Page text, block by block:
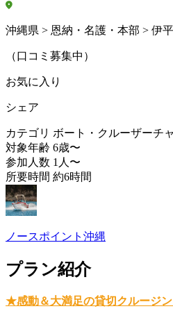
沖縄県 > 恩納・名護・本部 > 伊
（口コミ募集中）
お気に入り
シェア
カテゴリ ボート・クルーザーチ
対象年齢 6歳〜
参加人数 1人〜
所要時間 約6時間
ノースポイント沖縄
プラン紹介
★感動＆大満足の貸切クルージ